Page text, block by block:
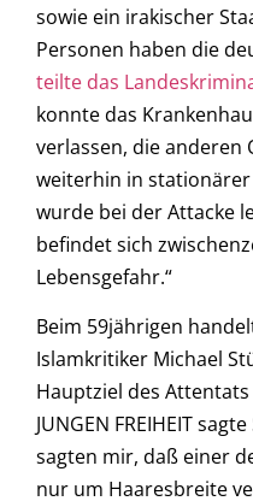
sowie ein irakischer
Personen haben die
teilte das
konnte das
verlassen, die anderen
weiterhin in
wurde bei der Attacke
befindet sich
Lebensgefahr.“
Beim 59jährigen
Islamkritiker Michael
Hauptziel des
JUNGEN FREIHEIT
sagten mir, daß einer
nur um Haaresbreite